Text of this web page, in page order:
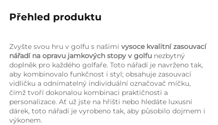
Přehled produktu
Zvyšte svou hru v golfu s našimi vysoce kvalitní zasouvací
nářadí na opravu jamkových stopy v golfu nezbytný
doplněk pro každého golfaře. Toto nářadí je navrženo tak,
aby kombinovalo funkčnost i styl; obsahuje zasouvací
vidličku a odnímatelný individuální označovač míčku,
čímž tvoří dokonalou kombinaci praktičnosti a
personalizace. Ať už jste na hřišti nebo hledáte luxusní
dárek, toto nářadí je vyrobeno tak, aby působilo dojmem i
výkonem.